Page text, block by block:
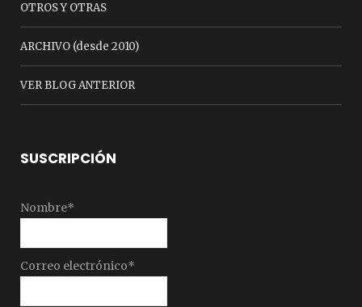
OTROS Y OTRAS
ARCHIVO (desde 2010)
VER BLOG ANTERIOR
SUSCRIPCIÓN
Nombre*
Correo electrónico*